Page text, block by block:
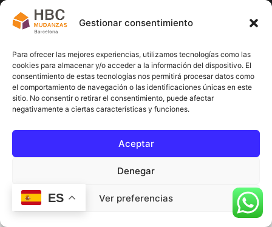
Gestionar consentimiento
Para ofrecer las mejores experiencias, utilizamos tecnologías como las
cookies para almacenar y/o acceder a la información del dispositivo. El
consentimiento de estas tecnologías nos permitirá procesar datos como
el comportamiento de navegación o las identificaciones únicas en este
sitio. No consentir o retirar el consentimiento, puede afectar
negativamente a ciertas características y funciones.
Aceptar
Denegar
Ver preferencias
100
ES